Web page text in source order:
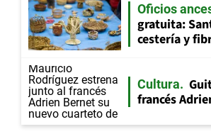
Oficios
gratuita:
cestería y
Cultura
francés